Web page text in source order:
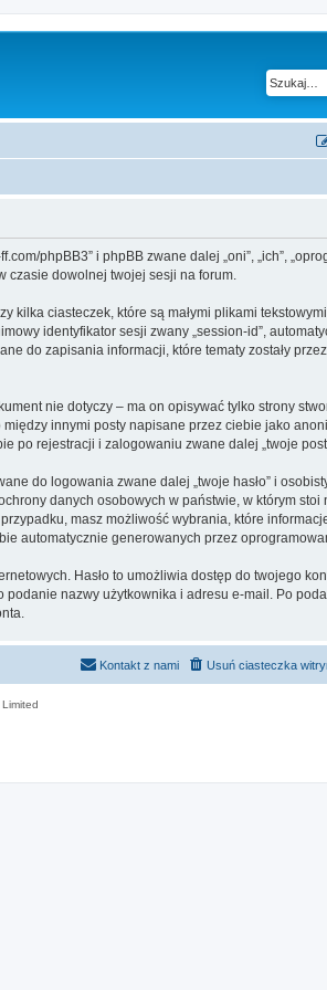
phpBB3” i phpBB zwane dalej „oni”, „ich”,
czasie dowolnej twojej sesji na forum.
kilka ciasteczek, które są małymi plikami
identyfikator sesji zwany „session-id”,
do zapisania informacji, które tematy zostały
nie dotyczy – ma on opisywać tylko strony
innymi posty napisane przez ciebie jako
po rejestracji i zalogowaniu zwane dalej „twoje
do logowania zwane dalej „twoje hasło” i
danych osobowych w państwie, w którym stoi
masz możliwość wybrania, które
automatycznie generowanych przez
Hasło to umożliwia dostęp do twojego
podanie nazwy użytkownika i adresu e-mail. Po
Usuń ciasteczka
Kontakt z nami